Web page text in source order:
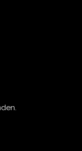
met onze